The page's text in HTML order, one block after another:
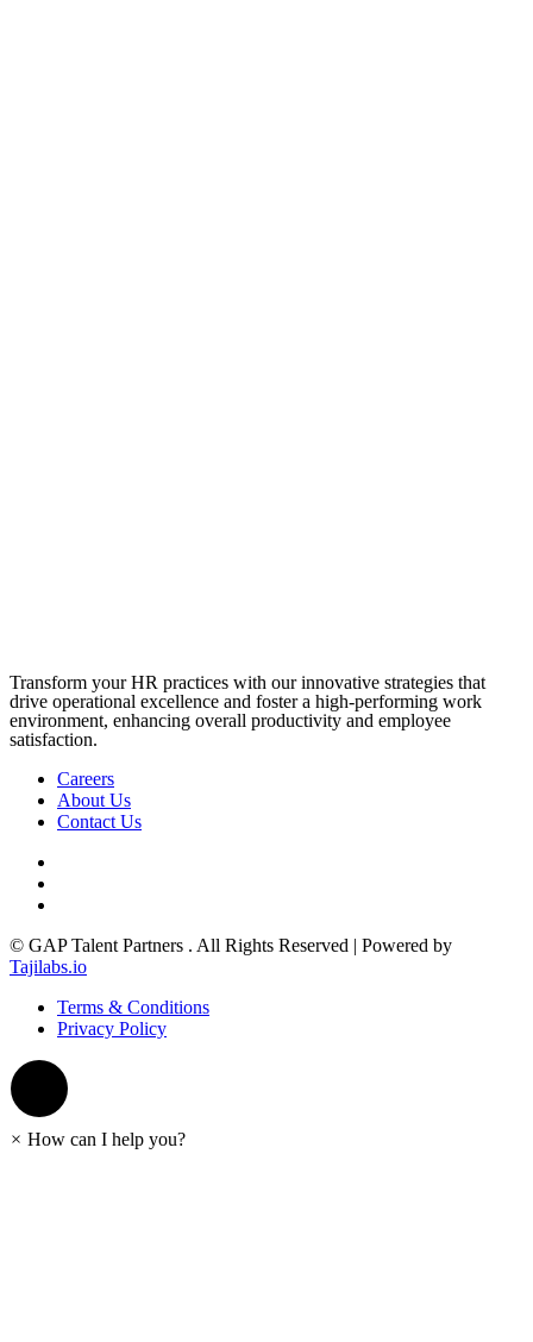
Transform your HR practices with our innovative strategies that
drive operational excellence and foster a high-performing work
environment, enhancing overall productivity and employee
satisfaction.
Careers
About Us
Contact Us
© GAP Talent Partners . All Rights Reserved | Powered by
Tajilabs.io
Terms & Conditions
Privacy Policy
× How can I help you?